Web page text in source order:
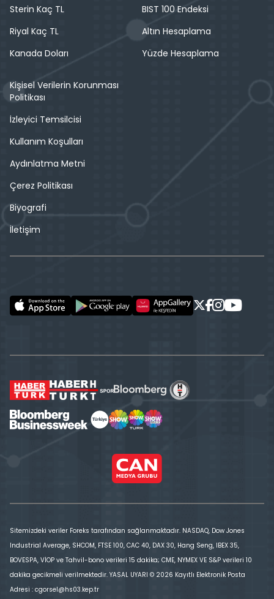
Sterin Kaç TL
Riyal Kaç TL
Kanada Doları
BIST 100 Endeksi
Altın Hesaplama
Yüzde Hesaplama
Kişisel Verilerin Korunması
Politikası
İzleyici Temsilcisi
Kullanım Koşulları
Aydınlatma Metni
Çerez Politikası
Biyografi
İletişim
Sitemizdeki veriler Foreks tarafından sağlanmaktadır. NASDAQ, Dow Jones
Industrial Average, SHCOM, FTSE 100, CAC 40, DAX 30, Hang Seng, IBEX 35,
BOVESPA, VİOP ve Tahvil-bono verileri 15 dakika; CME, NYMEX VE S&P verileri 10
dakika gecikmeli verilmektedir. YASAL UYARI © 2026 Kayıtlı Elektronik Posta
Adresi : cgorsel@hs03.kep.tr